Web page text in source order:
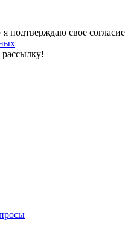
подтверждаю свое согласие